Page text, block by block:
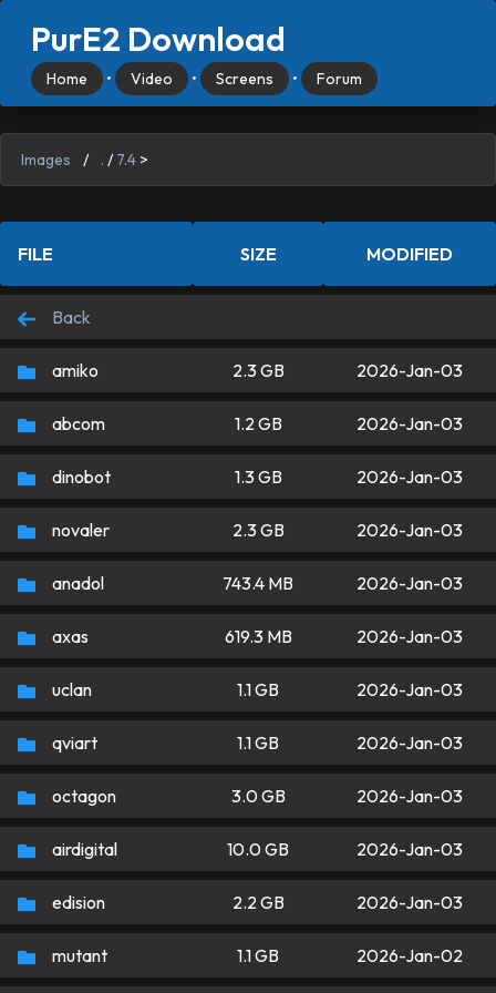
PurE2 Download
Home • Video • Screens • Forum
Images / . / 7.4 >
FILE SIZE MODIFIED
Back
amiko 2.3 GB 2026-Jan-03
abcom 1.2 GB 2026-Jan-03
dinobot 1.3 GB 2026-Jan-03
novaler 2.3 GB 2026-Jan-03
anadol 743.4 MB 2026-Jan-03
axas 619.3 MB 2026-Jan-03
uclan 1.1 GB 2026-Jan-03
qviart 1.1 GB 2026-Jan-03
octagon 3.0 GB 2026-Jan-03
airdigital 10.0 GB 2026-Jan-03
edision 2.2 GB 2026-Jan-03
mutant 1.1 GB 2026-Jan-02